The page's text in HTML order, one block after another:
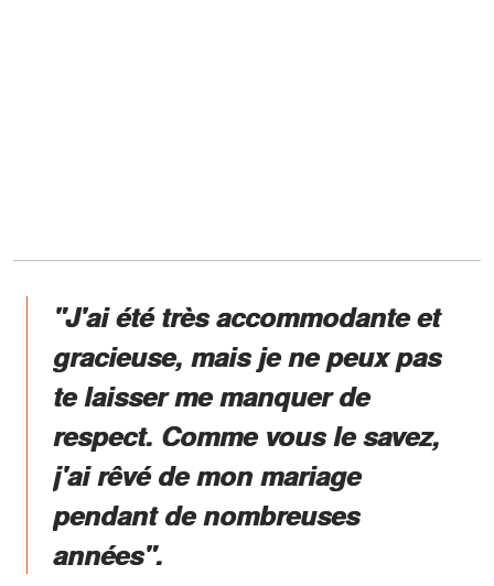
"J'ai été très accommodante et
gracieuse, mais je ne peux pas
te laisser me manquer de
respect. Comme vous le savez,
j'ai rêvé de mon mariage
pendant de nombreuses
années".